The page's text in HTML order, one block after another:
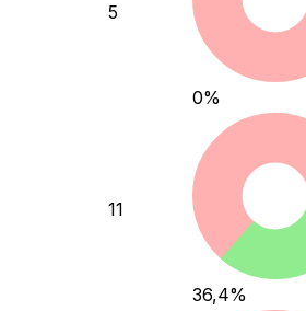
5
0%
11
36,4%